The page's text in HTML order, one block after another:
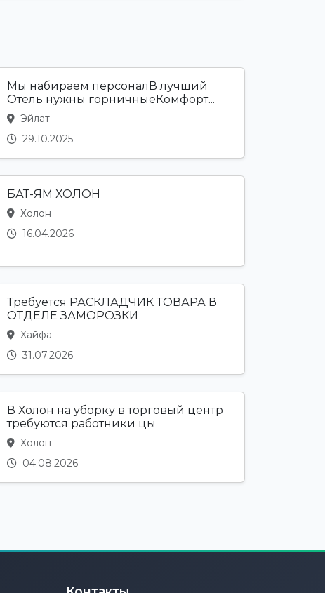
Мы набираем персоналВ лучший
Отель нужны горничныеКомфорт...
Эйлат
29.10.2025
БАТ-ЯМ ХОЛОН
Холон
16.04.2026
Требуется РАСКЛАДЧИК ТОВАРА В
ОТДЕЛЕ ЗАМОРОЗКИ
Хайфа
31.07.2026
В Холон на уборку в торговый центр
требуются работники цы
Холон
04.08.2026